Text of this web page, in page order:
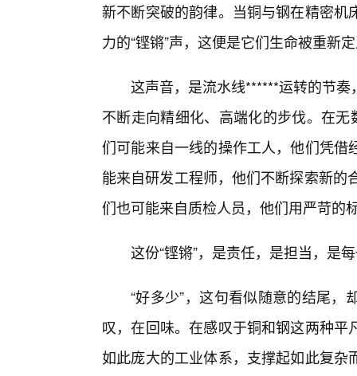
新不断突破的韵律。当铜与钢在精密
力的“铿锵”声，这便是它们生命被重新
这声音，是流水线******运转的节
不断走向精细化、高端化的步伐。在
们可能来自一线的操作工人，他们凭
能来自研发工程师，他们不断探索新
们也可能来自质检人员，他们用严苛的
这份“铿锵”，是责任，是担当，是
“好多少”，这句看似随意的结尾
叹，在回味。在感叹于铜和钢这两种
如此庞大的工业体系，支撑起如此复